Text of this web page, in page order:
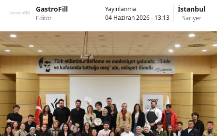
GastroFill
Editör
Yayınlanma
04 Haziran 2026 - 13:13
İstanbul
Sarıyer